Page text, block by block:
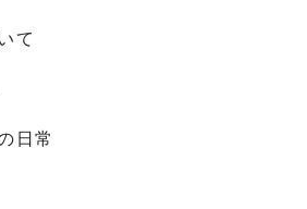
て
日常